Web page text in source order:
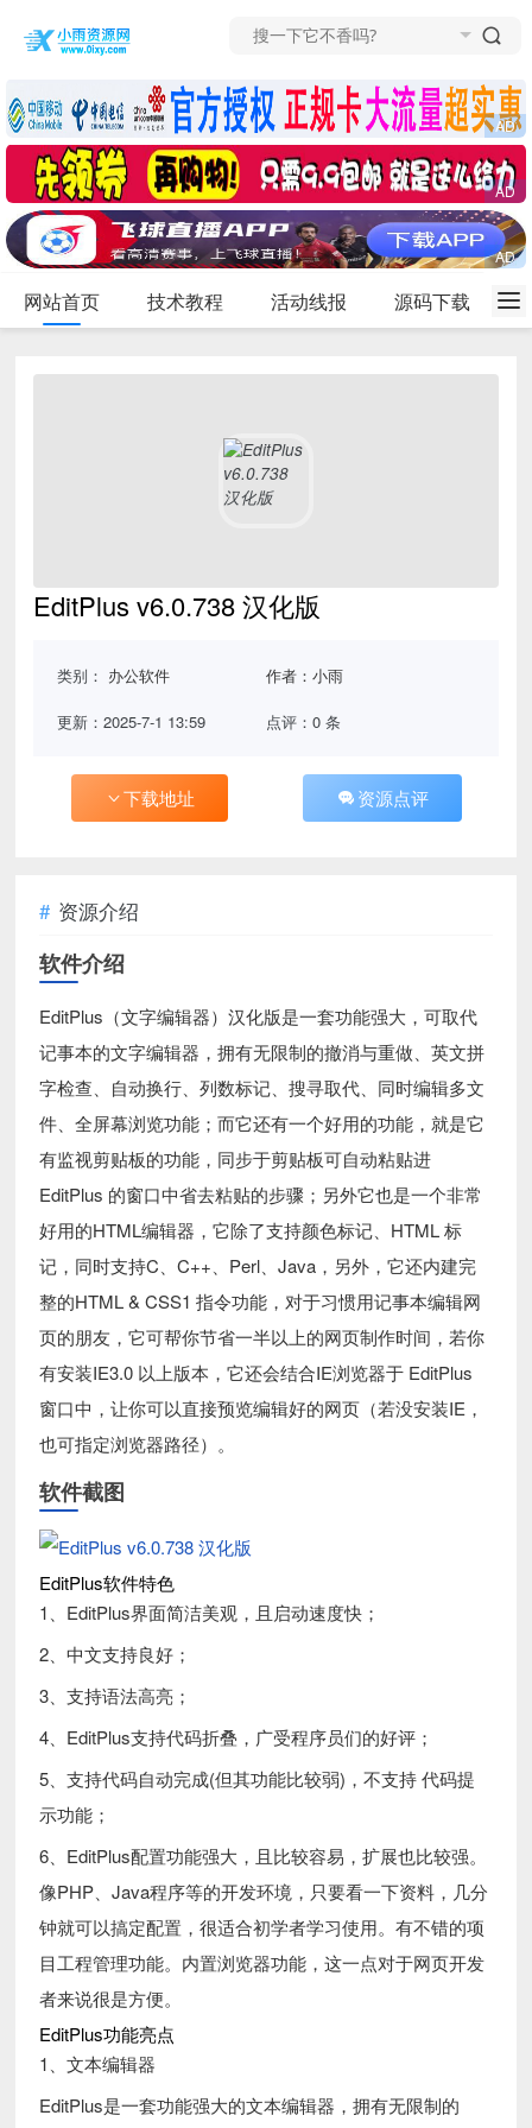
网站首页 技术教程 活动线报 源码下载
EditPlus v6.0.738 汉化版
类别： 办公软件 作者：小雨
更新：2025-7-1 13:59 点评：0 条
下载地址 资源点评
资源介绍
软件介绍
EditPlus（文字编辑器）汉化版是一套功能强大，可取代
记事本的文字编辑器，拥有无限制的撤消与重做、英文拼
字检查、自动换行、列数标记、搜寻取代、同时编辑多文
件、全屏幕浏览功能；而它还有一个好用的功能，就是它
有监视剪贴板的功能，同步于剪贴板可自动粘贴进
EditPlus 的窗口中省去粘贴的步骤；另外它也是一个非常
好用的HTML编辑器，它除了支持颜色标记、HTML 标
记，同时支持C、C++、Perl、Java，另外，它还内建完
整的HTML & CSS1 指令功能，对于习惯用记事本编辑网
页的朋友，它可帮你节省一半以上的网页制作时间，若你
有安装IE3.0 以上版本，它还会结合IE浏览器于 EditPlus
窗口中，让你可以直接预览编辑好的网页（若没安装IE，
也可指定浏览器路径）。
软件截图
EditPlus软件特色
1、EditPlus界面简洁美观，且启动速度快；
2、中文支持良好；
3、支持语法高亮；
4、EditPlus支持代码折叠，广受程序员们的好评；
5、支持代码自动完成(但其功能比较弱)，不支持 代码提
示功能；
6、EditPlus配置功能强大，且比较容易，扩展也比较强。
像PHP、Java程序等的开发环境，只要看一下资料，几分
钟就可以搞定配置，很适合初学者学习使用。有不错的项
目工程管理功能。内置浏览器功能，这一点对于网页开发
者来说很是方便。
EditPlus功能亮点
1、文本编辑器
EditPlus是一套功能强大的文本编辑器，拥有无限制的